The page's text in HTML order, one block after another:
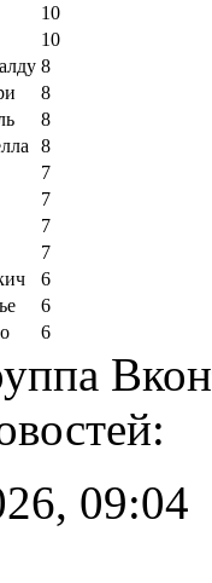
10
10
8
8
8
8
7
7
7
7
6
6
6
09:04